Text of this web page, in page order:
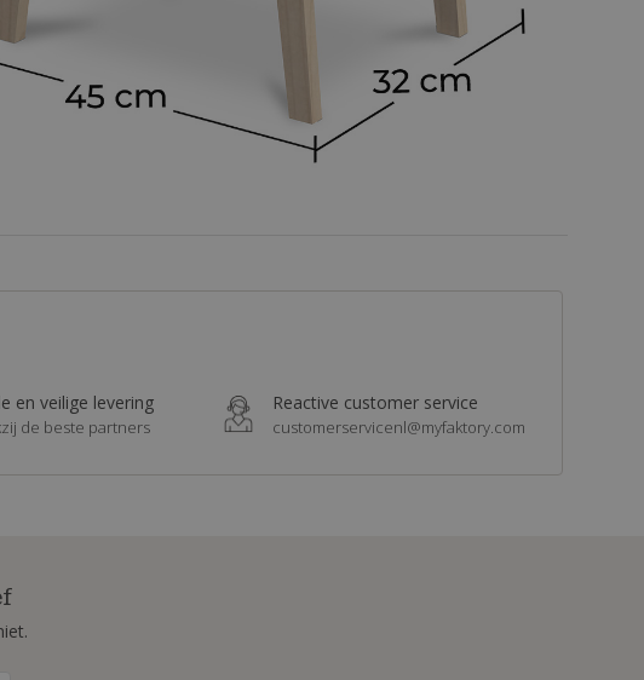
en veilige levering
de beste partners
Reactive customer service
customerservicenl@myfaktory.com